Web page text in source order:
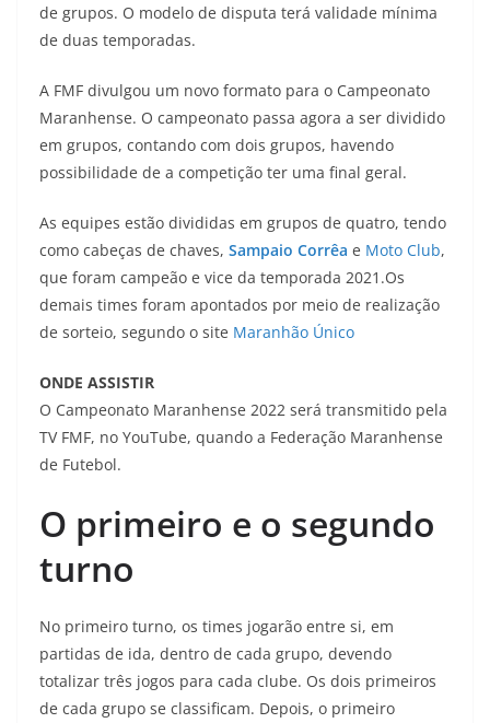
de grupos. O modelo de disputa terá validade mínima
de duas temporadas.
A FMF divulgou um novo formato para o Campeonato
Maranhense. O campeonato passa agora a ser dividido
em grupos, contando com dois grupos, havendo
possibilidade de a competição ter uma final geral.
As equipes estão divididas em grupos de quatro, tendo
como cabeças de chaves, Sampaio Corrêa e Moto Club,
que foram campeão e vice da temporada 2021.Os
demais times foram apontados por meio de realização
de sorteio, segundo o site Maranhão Único
ONDE ASSISTIR
O Campeonato Maranhense 2022 será transmitido pela
TV FMF, no YouTube, quando a Federação Maranhense
de Futebol.
O primeiro e o segundo
turno
No primeiro turno, os times jogarão entre si, em
partidas de ida, dentro de cada grupo, devendo
totalizar três jogos para cada clube. Os dois primeiros
de cada grupo se classificam. Depois, o primeiro